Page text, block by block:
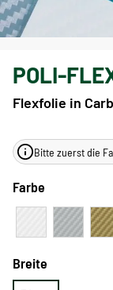
POLI-
Flexfolie in
Bitte zuerst die
Farbe
Breite